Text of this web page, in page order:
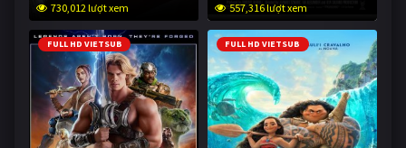
730,012 lượt xem
557,316 lượt xem
FULL HD VIETSUB FULL HD VIETSUB